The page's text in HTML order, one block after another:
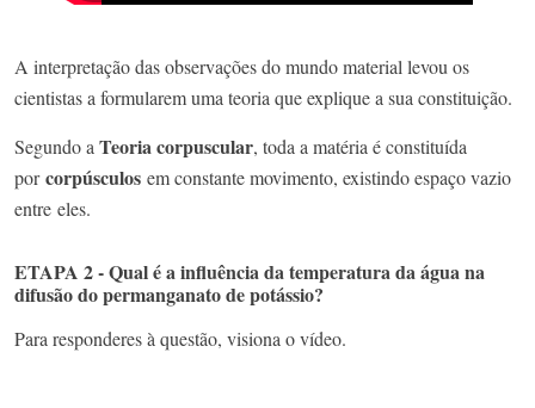
A interpretação das observações do mundo material levou os
cientistas a formularem uma teoria que explique a sua constituição.​
​Segundo aTeoria corpuscular, toda a matéria é constituída
porcorpúsculos em constante movimento, existindo espaço vazio
entre eles.
ETAPA 2 - Qual é a influência da temperatura da água na
difusão do permanganato de potássio?
Para responderes à questão, visiona o vídeo.